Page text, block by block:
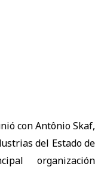
conAntônio Skaf,
del Estado de
organización